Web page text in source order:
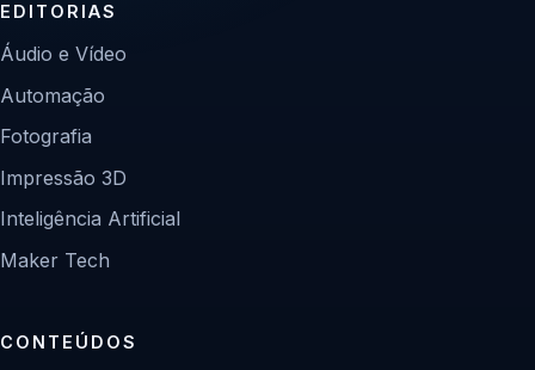
EDITORIAS
Áudio e Vídeo
Automação
Fotografia
Impressão 3D
Inteligência Artificial
Maker Tech
CONTEÚDOS